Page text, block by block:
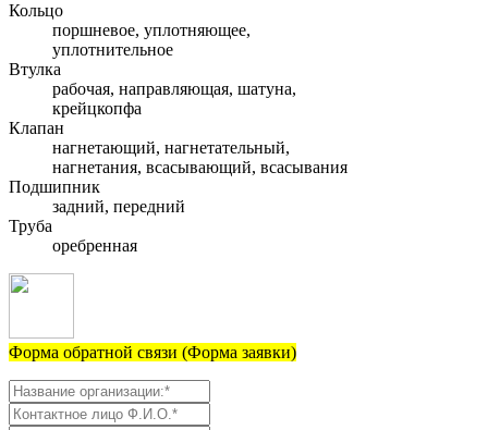
Кольцо
поршневое, уплотняющее,
уплотнительное
Втулка
рабочая, направляющая, шатуна,
крейцкопфа
Клапан
нагнетающий, нагнетательный,
нагнетания, всасывающий, всасывания
Подшипник
задний, передний
Труба
оребренная
Форма обратной связи (Форма заявки)